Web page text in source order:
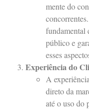
mente do
fundamental
público e
esses
Experiência do
A
direto da
até o uso do